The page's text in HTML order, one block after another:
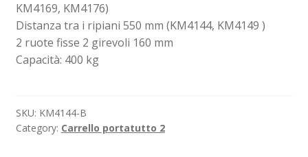
KM4169, KM4176)
Distanza tra i ripiani 550 mm (KM4144, KM4149 )
2 ruote fisse 2 girevoli 160 mm
Capacità: 400 kg
SKU: KM4144-B
Category: Carrello portatutto 2